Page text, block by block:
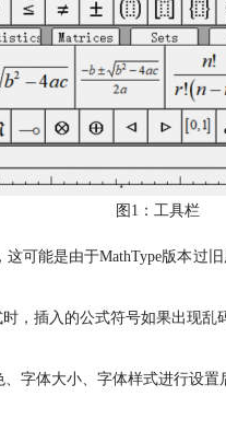
图1：工具栏
可能是由于MathType版本过旧
，插入的公式符号如果出现
字体大小、字体样式进行设